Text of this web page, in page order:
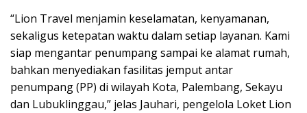
“Lion Travel menjamin keselamatan, kenyamanan,
sekaligus ketepatan waktu dalam setiap layanan. Kami
siap mengantar penumpang sampai ke alamat rumah,
bahkan menyediakan fasilitas jemput antar
penumpang (PP) di wilayah Kota, Palembang, Sekayu
dan Lubuklinggau,” jelas Jauhari, pengelola Loket Lion